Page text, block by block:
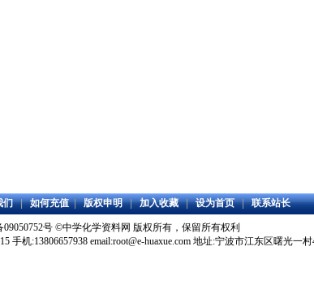
们|如何充值|版权申明|加入收藏|设为首页|联系站长
09050752号 ©中学化学资料网 版权所有，保留所有权利
手机:13806657938 email:root@e-huaxue.com 地址:宁波市江东区曙光一